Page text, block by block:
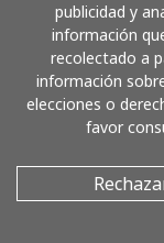
publicidad y
información
recolectado a
información
elecciones o
favor